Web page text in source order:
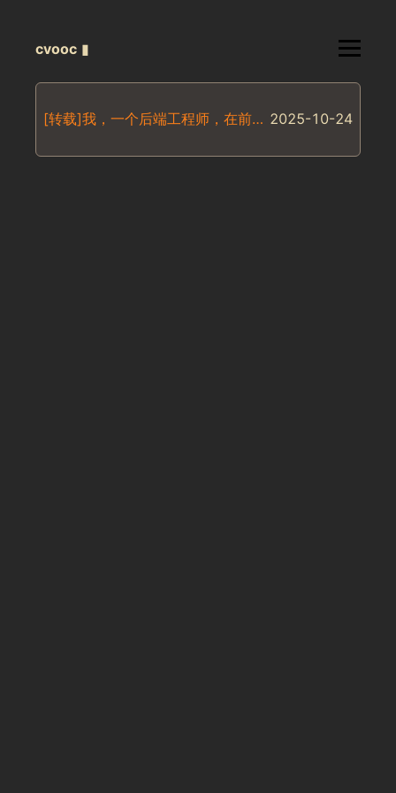
cvooc ▮
[转载]我，一个后端工程师，在前端世界被毒打了两天两夜 2025-10-24